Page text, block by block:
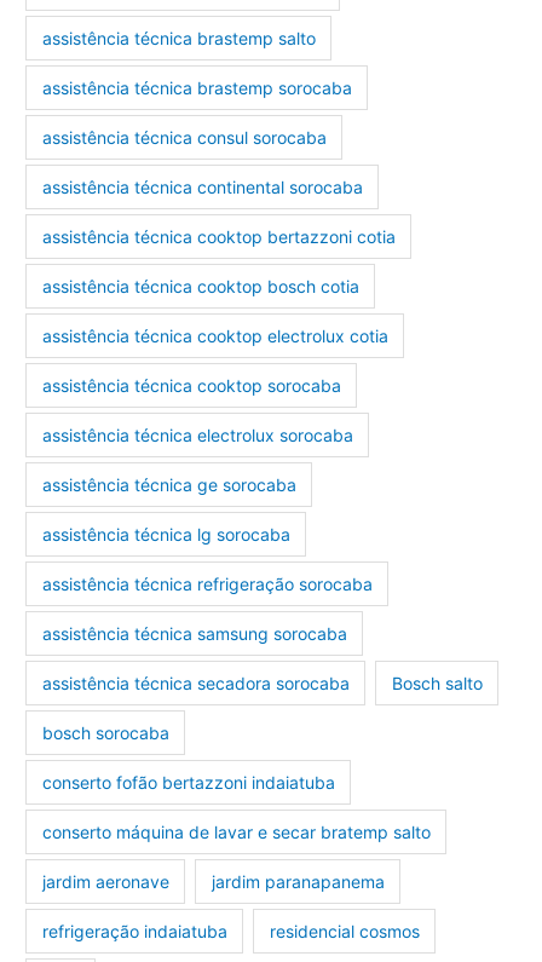
assistência técnica brastemp salto
assistência técnica brastemp sorocaba
assistência técnica consul sorocaba
assistência técnica continental sorocaba
assistência técnica cooktop bertazzoni cotia
assistência técnica cooktop bosch cotia
assistência técnica cooktop electrolux cotia
assistência técnica cooktop sorocaba
assistência técnica electrolux sorocaba
assistência técnica ge sorocaba
assistência técnica lg sorocaba
assistência técnica refrigeração sorocaba
assistência técnica samsung sorocaba
assistência técnica secadora sorocaba Bosch salto
bosch sorocaba
conserto fofão bertazzoni indaiatuba
conserto máquina de lavar e secar bratemp salto
jardim aeronave jardim paranapanema
refrigeração indaiatuba residencial cosmos